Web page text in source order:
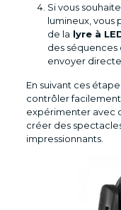
Si vous
lumineux, vous
de la lyre à
des séquences
envoyer
En suivant ces
contrôler facilement
expérimenter avec
créer des
impressionnants.